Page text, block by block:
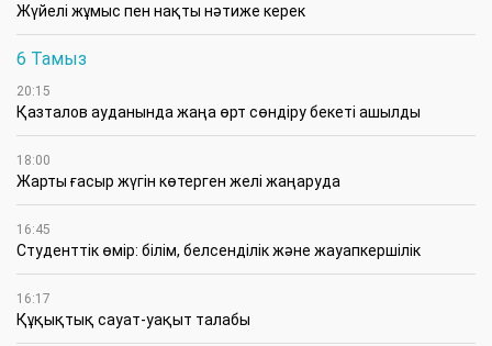
Жүйелі жұмыс пен нақты нәтиже керек
6 Тамыз
20:15
Қазталов ауданында жаңа өрт сөндіру бекеті ашылды
18:00
Жарты ғасыр жүгін көтерген желі жаңаруда
16:45
Студенттік өмір: білім, белсенділік және жауапкершілік
16:17
Құқықтық сауат-уақыт талабы